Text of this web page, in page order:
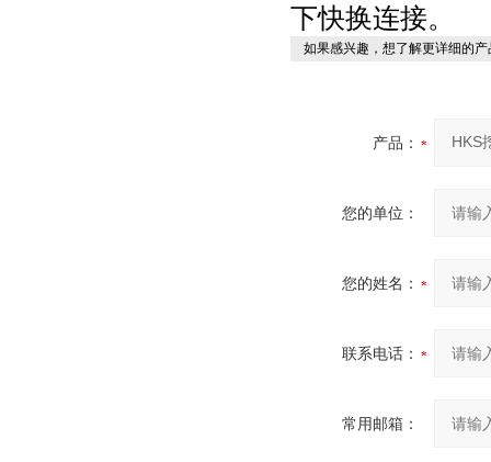
下快换连接。
如果感兴趣，想了解更详细的
产品：
您的单位：
您的姓名：
联系电话：
常用邮箱：